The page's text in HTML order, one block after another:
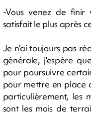
-Vous venez de finir
satisfait le plus après
Je n'ai toujours pas
générale, j'espère
pour poursuivre
pour mettre en place
particulièrement, les
sont les mois de